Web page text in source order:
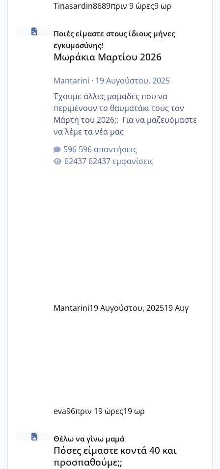
Tinasardin8689πριν 9 ώρες9 ωρ
Μωράκια Μαρτίου 2026
Ποιές είμαστε στους ίδιους μήνες
εγκυμοσύνης!
Μωράκια Μαρτίου 2026
Mantarini · 19 Αυγούστου, 2025
Έχουμε άλλες μαμαδές που να
περιμένουν το θαυματάκι τους τον
Μάρτη του 2026;; Για να μαζευόμαστε
να λέμε τα νέα μας
596 απαντήσεις
62437 εμφανίσεις
Mantarini19 Αυγούστου, 202519 Αυγ
eva96πριν 19 ώρες19 ωρ
Πόσες είμαστε κοντά 40 και προσπαθούμε;;
Θέλω να γίνω μαμά
Πόσες είμαστε κοντά 40 και
προσπαθούμε;;